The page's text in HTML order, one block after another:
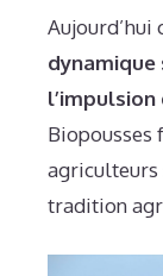
Aujourd’hui
dynamique
Biopousses
agriculteurs
tradition